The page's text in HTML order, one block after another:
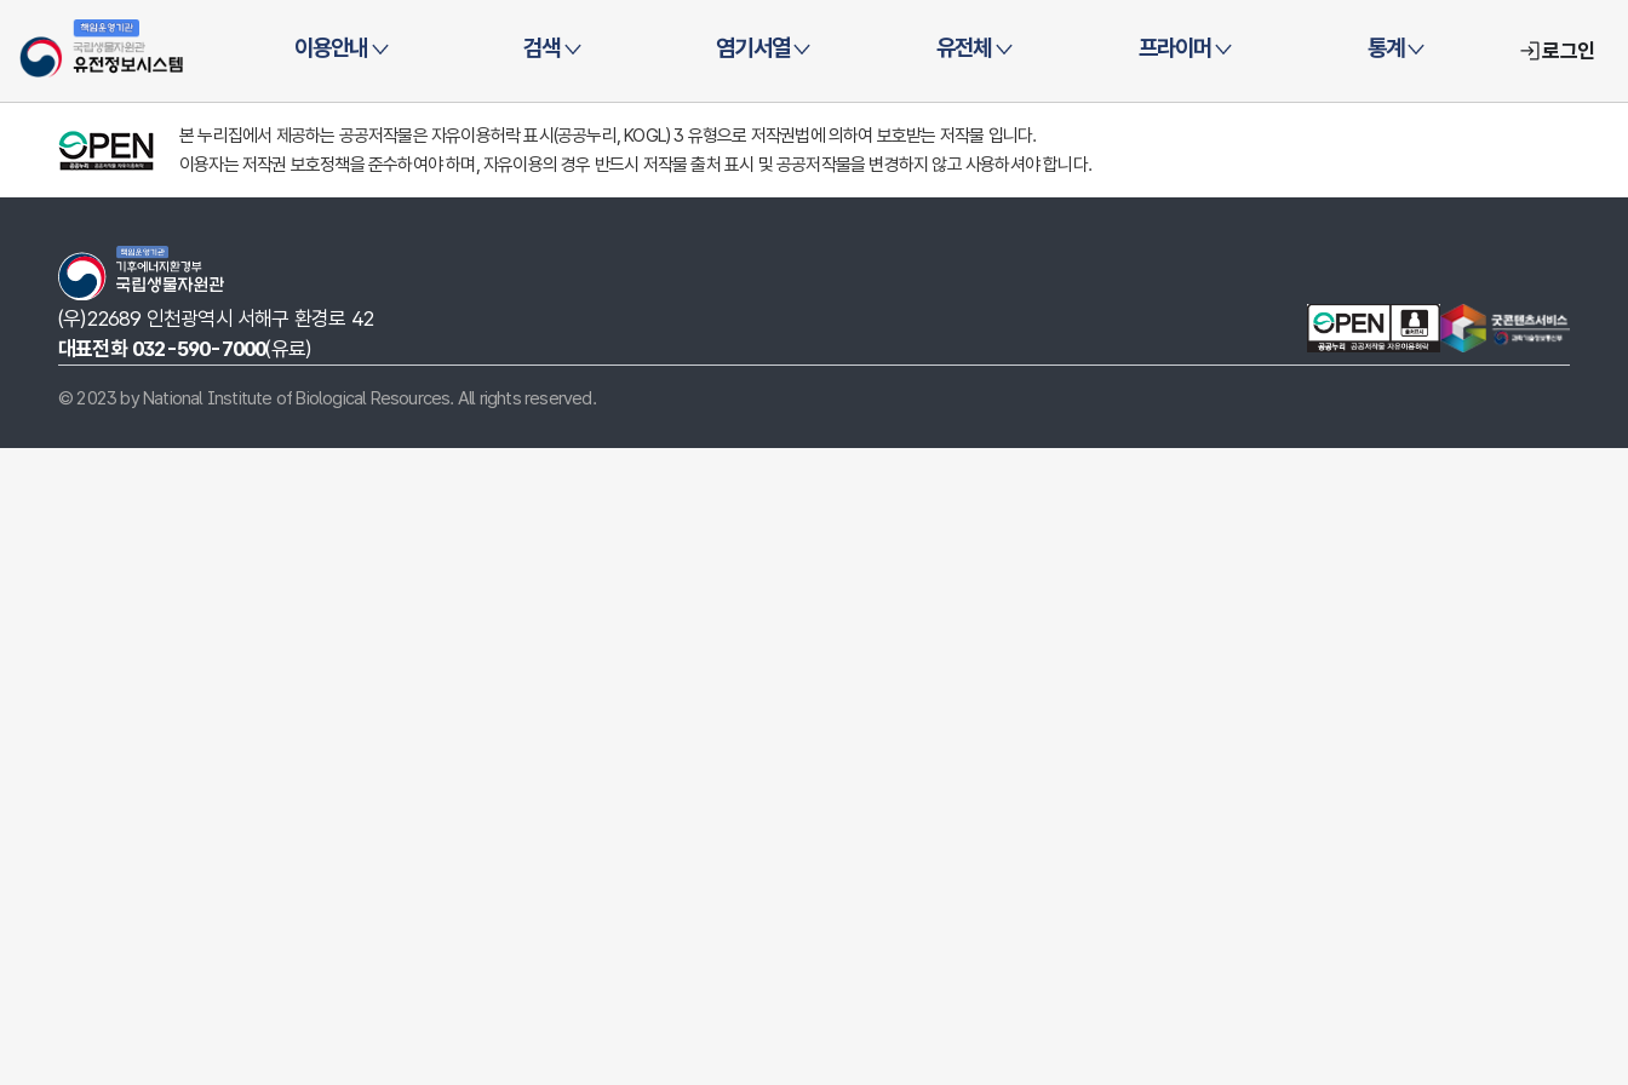
템 이용안내 검색 염기서열 유전체 프라이머 통계 로그인
본 누리집에서 제공하는 공공저작물은 자유이용허락 표시(공공누리, KOGL) 3 유형으로 저작권법에 의하여 보호받는 저작물 입니다.
이용자는 저작권 보호정책을 준수하여야 하며, 자유이용의 경우 반드시 저작물 출처 표시 및 공공저작물을 변경하지 않고 사용하셔야 합니다.
(우)22689 인천광역시 서해구 환경로 42
대표전화 032-590-7000(유료)
© 2023 by National Institute of Biological Resources. All rights reserved.